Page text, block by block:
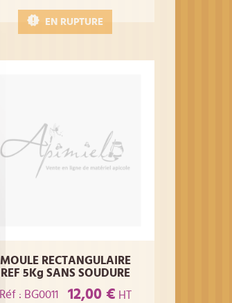
EN RUPTURE
MOULE RECTANGULAIRE
REF 5Kg SANS SOUDURE
Réf : BG0011
12,00 € HT